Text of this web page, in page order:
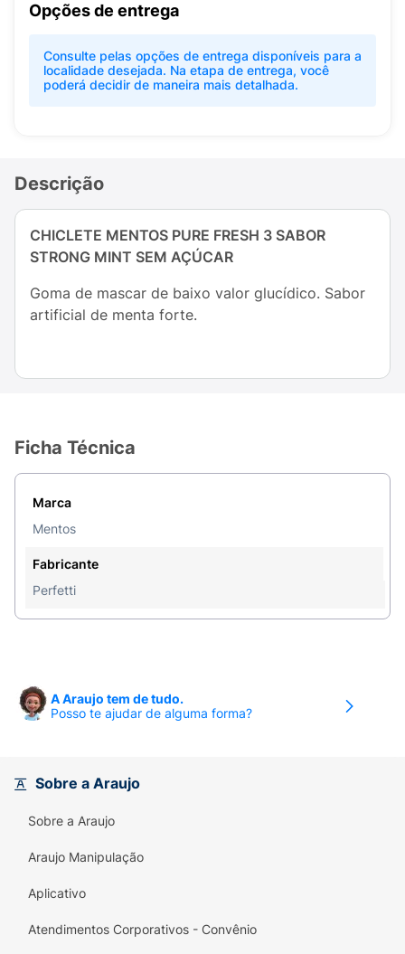
Opções de entrega
Consulte pelas opções de entrega disponíveis para a
localidade desejada. Na etapa de entrega, você
poderá decidir de maneira mais detalhada.
Descrição
CHICLETE MENTOS PURE FRESH 3 SABOR
STRONG MINT SEM AÇÚCAR
Goma de mascar de baixo valor glucídico. Sabor
artificial de menta forte.
Ficha Técnica
Marca
Mentos
Fabricante
Perfetti
A Araujo tem de tudo.
Posso te ajudar de alguma forma?
Sobre a Araujo
Sobre a Araujo
Araujo Manipulação
Aplicativo
Atendimentos Corporativos - Convênio